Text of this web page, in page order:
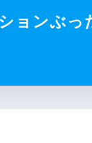
ョンぶっ